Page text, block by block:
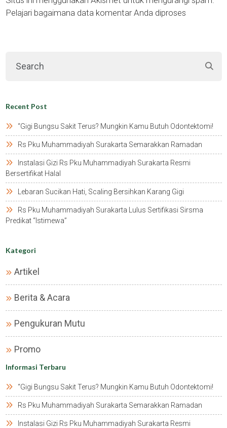
Pelajari bagaimana data komentar Anda diproses
Recent Post
“gigi Bungsu Sakit Terus? Mungkin Kamu Butuh Odontektomi!
Rs Pku Muhammadiyah Surakarta Semarakkan Ramadan
Instalasi Gizi Rs Pku Muhammadiyah Surakarta Resmi
Bersertifikat Halal
Lebaran Sucikan Hati, Scaling Bersihkan Karang Gigi
Rs Pku Muhammadiyah Surakarta Lulus Sertifikasi Sirsma
Predikat “istimewa”
Kategori
Artikel
Berita & Acara
Pengukuran Mutu
Promo
Informasi Terbaru
“gigi Bungsu Sakit Terus? Mungkin Kamu Butuh Odontektomi!
Rs Pku Muhammadiyah Surakarta Semarakkan Ramadan
Instalasi Gizi Rs Pku Muhammadiyah Surakarta Resmi